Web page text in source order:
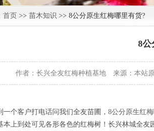
首页 >> 苗木知识 >> 8公分原生红梅哪里有货?
8公
作者：长兴全友红梅种植基地 来源：本站
一个客户打电话问我们全友苗圃， 8公分原生红梅
本上到处可见各形各色的红梅树！长兴林城全